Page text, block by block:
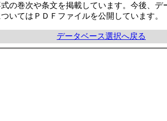
巻次や条文を掲載しています。今後、デ
いてはＰＤＦファイルを公開しています。
データベース選択へ戻る